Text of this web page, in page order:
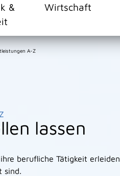
&
Wirtschaft
A-Z
Z
lassen
berufliche Tätigkeit erleiden
sind.